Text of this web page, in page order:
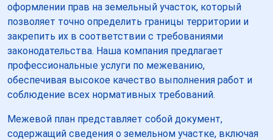
оформлении прав на земельный участок, который
позволяет точно определить границы территории и
закрепить их в соответствии с требованиями
законодательства. Наша компания предлагает
профессиональные услуги по межеванию,
обеспечивая высокое качество выполнения работ и
соблюдение всех нормативных требований.
Межевой план представляет собой документ,
содержащий сведения о земельном участке, включая